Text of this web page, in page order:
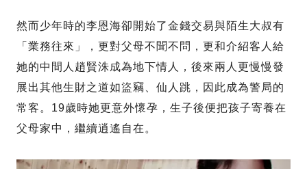
然而少年時的李恩海卻開始了金錢交易與陌生大叔有
「業務往來」，更對父母不聞不問，更和介紹客人給
她的中間人趙賢洙成為地下情人，後來兩人更慢慢發
展出其他生財之道如盜竊、仙人跳，因此成為警局的
常客。19歲時她更意外懷孕，生子後便把孩子寄養在
父母家中，繼續逍遙自在。